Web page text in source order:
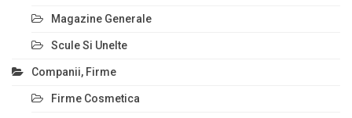
Magazine Generale
Scule Si Unelte
Companii, Firme
Firme Cosmetica